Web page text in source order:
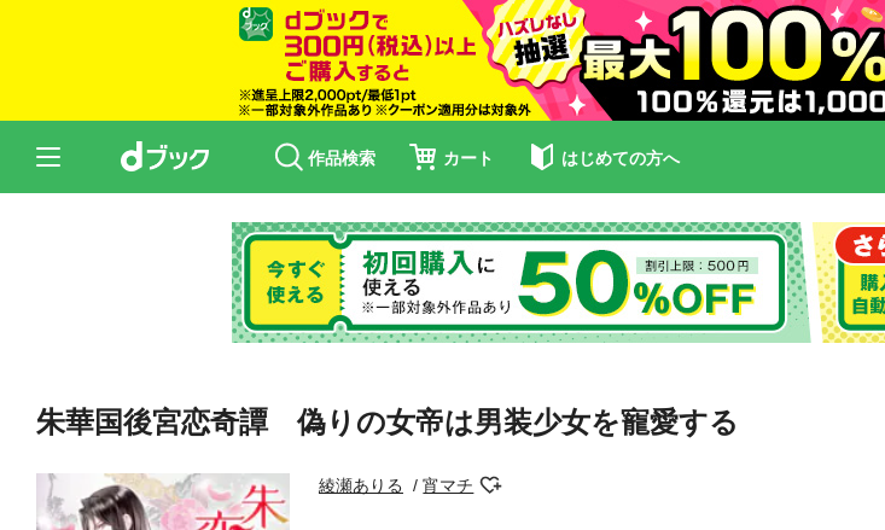
作品検索 カート はじめての方へ
朱華国後宮恋奇譚 偽りの女帝は男装少女を寵愛する
綾瀬ありる 宵マチ